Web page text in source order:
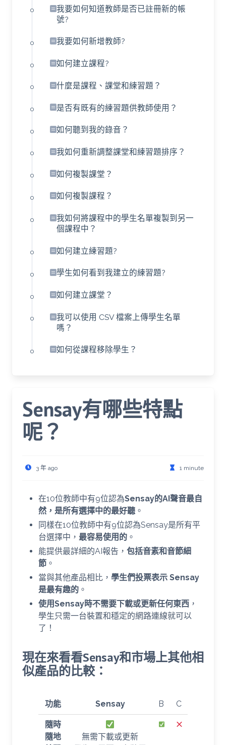
我要如何知道教師是否已註冊新的帳
號?
我要如何新增教師?
如何建立課程?
什麼是課程、課堂和練習題？
是否有既有的練習題供教師使用？
如何聽到我的錄音？
我如何重新調整課堂和練習題排序？
如何複製課堂？
如何複製課程？
我如何將課程中的學生名單複製到另一
個課程中？
如何建立練習題?
學生如何看到我建立的練習題?
如何建立課堂？
我可以使用 CSV 檔案上傳學生名單
嗎？
如何從課程移除學生？
Sensay有哪些特點
呢？
3 年 ago 1 minute
在10位教師中有9位認為Sensay的AI聲音最自
然，是所有選擇中的最好聽 。
同樣在10位教師中有9位認為Sensay是所有平
台選擇中， 最容易使用的 。
能提供最詳細的AI報告， 包括音素和音節細
節 。
當與其他產品相比， 學生們投票表示 Sensay
是最有趣的 。
使用Sensay時不需要下載或更新任何東西 ，
學生只需一台裝置和穩定的網路連線就可以
了！
現在來看看Sensay和市場上其他相
似產品的比較：
功能 Sensay B C
隨時
隨地
無需下載或更新